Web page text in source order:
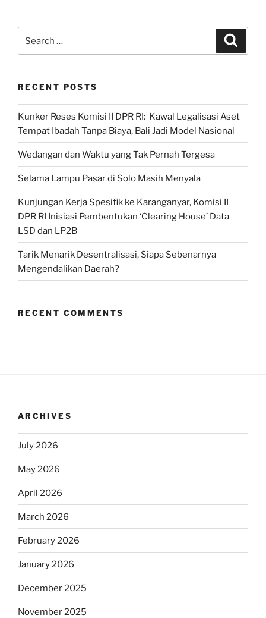
BKN
Meja
Pemersatu
Bangsa,
Prof.
KH.
Abdul
Kahar,
Mudzakkir,
Bantul,
DI
RECENT POSTS
Kunker Reses Komisi II DPR RI: Kawal Legalisasi Aset
Tempat Ibadah Tanpa Biaya, Bali Jadi Model Nasional
Wedangan dan Waktu yang Tak Pernah Tergesa
Selama Lampu Pasar di Solo Masih Menyala
Kunjungan Kerja Spesifik ke Karanganyar, Komisi II
DPR RI Inisiasi Pembentukan ‘Clearing House’ Data
LSD dan LP2B
Tarik Menarik Desentralisasi, Siapa Sebenarnya
Mengendalikan Daerah?
RECENT COMMENTS
ARCHIVES
July 2026
May 2026
April 2026
March 2026
February 2026
January 2026
December 2025
November 2025